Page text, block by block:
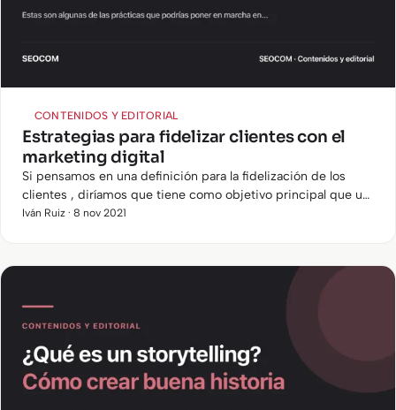
CONTENIDOS Y EDITORIAL
Estrategias para fidelizar clientes con el
marketing digital
Si pensamos en una definición para la fidelización de los
clientes , diríamos que tiene como objetivo principal que un
consumidor que ya haya adquirido un producto o servicio
Iván Ruiz · 8 nov 2021